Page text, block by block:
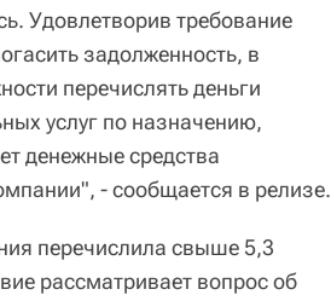
Удовлетворив требование
задолженность, в
перечислять деньги
услуг по назначению,
денежные средства
- сообщается в релизе.
перечислила свыше 5,3
рассматривает вопрос об